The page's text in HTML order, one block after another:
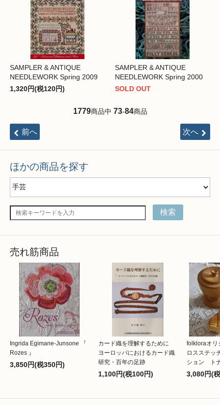
SAMPLER & ANTIQUE
NEEDLEWORK Spring 2009
1,320円(税120円)
SAMPLER & ANTIQUE
NEEDLEWORK Spring 2000
SOLD OUT
1779商品中 73-84商品
前へ 次へ
ほかの商品を探す
検索
売れ筋商品
Ingrida Egimane-Junsone 『
Rozes 』
3,850円(税350円)
カード織を理解するために
ヨーロッパにおけるカード織
研究・百年の足跡
1,100円(税100円)
folkloraオ
ロスステッ
ション ト
3,080円(